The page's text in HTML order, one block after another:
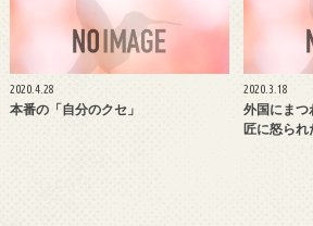
2020.4.28
本番の「自分のクセ」
2020.3.18
外国にまつ
匠に怒られ